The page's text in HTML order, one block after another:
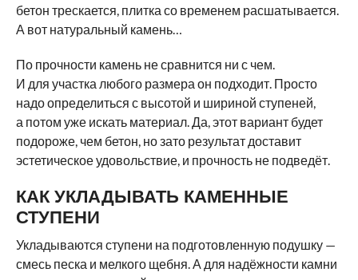
бетон трескается, плитка со временем расшатывается.
А вот натуральный камень…
По прочности камень не сравнится ни с чем.
И для участка любого размера он подходит. Просто
надо определиться с высотой и шириной ступеней,
а потом уже искать материал. Да, этот вариант будет
подороже, чем бетон, но зато результат доставит
эстетическое удовольствие, и прочность не подведёт.
КАК УКЛАДЫВАТЬ КАМЕННЫЕ
СТУПЕНИ
Укладываются ступени на подготовленную подушку —
смесь песка и мелкого щебня. А для надёжности камни